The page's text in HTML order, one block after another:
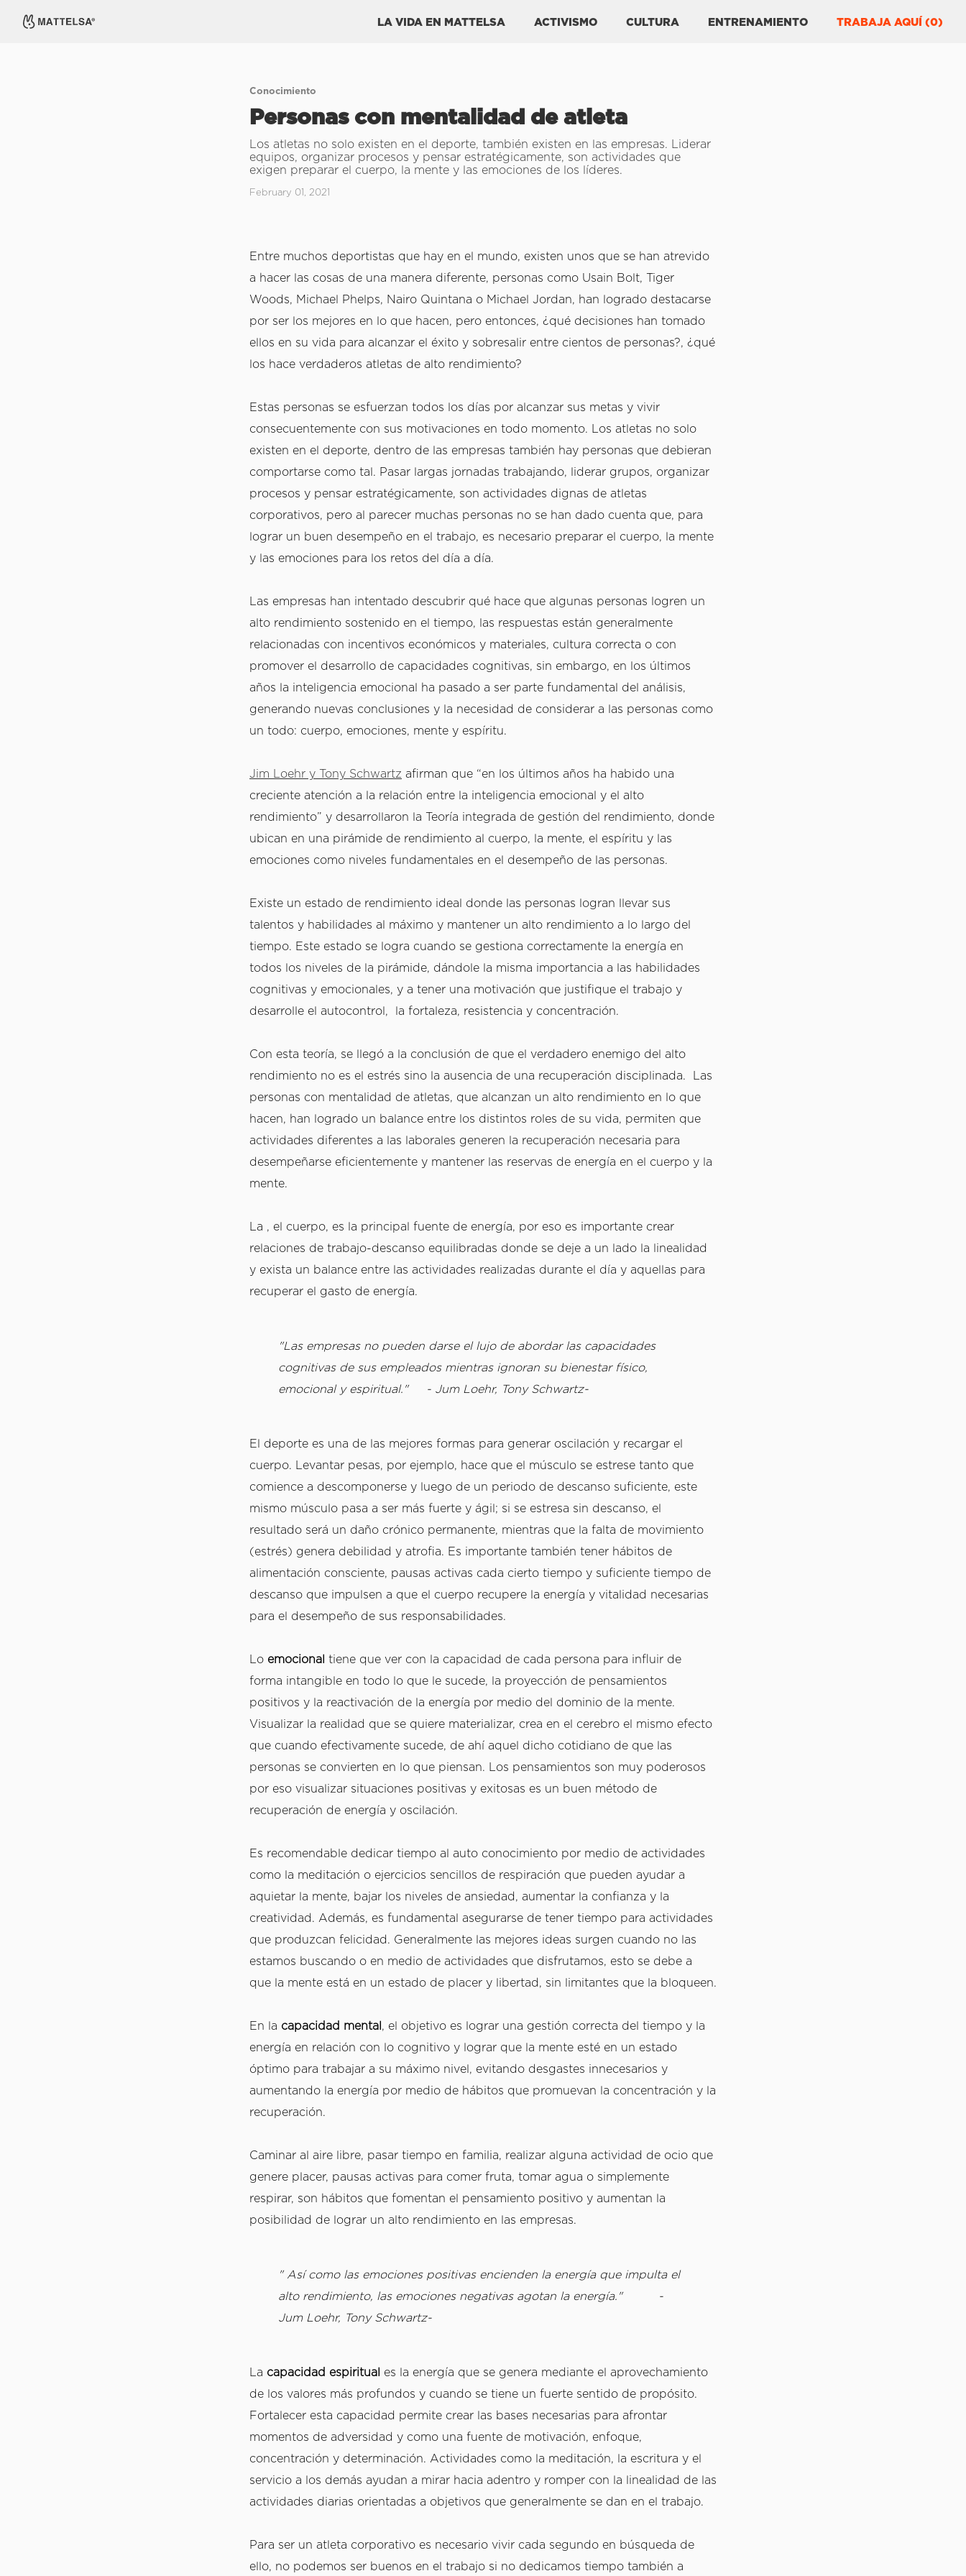
LA VIDA EN MATTELSA ACTIVISMO CULTURA ENTRENAMIENTO TRABAJA AQUÍ (0)
Conocimiento
Personas con mentalidad de atleta
Los atletas no solo existen en el deporte, también existen en las empresas. Liderar
equipos, organizar procesos y pensar estratégicamente, son actividades que
exigen preparar el cuerpo, la mente y las emociones de los líderes.
February 01, 2021
Entre muchos deportistas que hay en el mundo, existen unos que se han atrevido
a hacer las cosas de una manera diferente, personas como Usain Bolt, Tiger
Woods, Michael Phelps, Nairo Quintana o Michael Jordan, han logrado destacarse
por ser los mejores en lo que hacen, pero entonces, ¿qué decisiones han tomado
ellos en su vida para alcanzar el éxito y sobresalir entre cientos de personas?, ¿qué
los hace verdaderos atletas de alto rendimiento?
Estas personas se esfuerzan todos los días por alcanzar sus metas y vivir
consecuentemente con sus motivaciones en todo momento. Los atletas no solo
existen en el deporte, dentro de las empresas también hay personas que debieran
comportarse como tal. Pasar largas jornadas trabajando, liderar grupos, organizar
procesos y pensar estratégicamente, son actividades dignas de atletas
corporativos, pero al parecer muchas personas no se han dado cuenta que, para
lograr un buen desempeño en el trabajo, es necesario preparar el cuerpo, la mente
y las emociones para los retos del día a día.
Las empresas han intentado descubrir qué hace que algunas personas logren un
alto rendimiento sostenido en el tiempo, las respuestas están generalmente
relacionadas con incentivos económicos y materiales, cultura correcta o con
promover el desarrollo de capacidades cognitivas, sin embargo, en los últimos
años la inteligencia emocional ha pasado a ser parte fundamental del análisis,
generando nuevas conclusiones y la necesidad de considerar a las personas como
un todo: cuerpo, emociones, mente y espíritu.
Jim Loehr y Tony Schwartz afirman que “en los últimos años ha habido una
creciente atención a la relación entre la inteligencia emocional y el alto
rendimiento” y desarrollaron la Teoría integrada de gestión del rendimiento, donde
ubican en una pirámide de rendimiento al cuerpo, la mente, el espíritu y las
emociones como niveles fundamentales en el desempeño de las personas.
Existe un estado de rendimiento ideal donde las personas logran llevar sus
talentos y habilidades al máximo y mantener un alto rendimiento a lo largo del
tiempo. Este estado se logra cuando se gestiona correctamente la energía en
todos los niveles de la pirámide, dándole la misma importancia a las habilidades
cognitivas y emocionales, y a tener una motivación que justifique el trabajo y
desarrolle el autocontrol,  la fortaleza, resistencia y concentración.
Con esta teoría, se llegó a la conclusión de que el verdadero enemigo del alto
rendimiento no es el estrés sino la ausencia de una recuperación disciplinada.  Las
personas con mentalidad de atletas, que alcanzan un alto rendimiento en lo que
hacen, han logrado un balance entre los distintos roles de su vida, permiten que
actividades diferentes a las laborales generen la recuperación necesaria para
desempeñarse eficientemente y mantener las reservas de energía en el cuerpo y la
mente.
La , el cuerpo, es la principal fuente de energía, por eso es importante crear
relaciones de trabajo-descanso equilibradas donde se deje a un lado la linealidad
y exista un balance entre las actividades realizadas durante el día y aquellas para
recuperar el gasto de energía.
"Las empresas no pueden darse el lujo de abordar las capacidades
cognitivas de sus empleados mientras ignoran su bienestar físico,
emocional y espiritual."     - Jum Loehr, Tony Schwartz-
El deporte es una de las mejores formas para generar oscilación y recargar el
cuerpo. Levantar pesas, por ejemplo, hace que el músculo se estrese tanto que
comience a descomponerse y luego de un periodo de descanso suficiente, este
mismo músculo pasa a ser más fuerte y ágil; si se estresa sin descanso, el
resultado será un daño crónico permanente, mientras que la falta de movimiento
(estrés) genera debilidad y atrofia. Es importante también tener hábitos de
alimentación consciente, pausas activas cada cierto tiempo y suficiente tiempo de
descanso que impulsen a que el cuerpo recupere la energía y vitalidad necesarias
para el desempeño de sus responsabilidades.
Lo emocional tiene que ver con la capacidad de cada persona para influir de
forma intangible en todo lo que le sucede, la proyección de pensamientos
positivos y la reactivación de la energía por medio del dominio de la mente.
Visualizar la realidad que se quiere materializar, crea en el cerebro el mismo efecto
que cuando efectivamente sucede, de ahí aquel dicho cotidiano de que las
personas se convierten en lo que piensan. Los pensamientos son muy poderosos
por eso visualizar situaciones positivas y exitosas es un buen método de
recuperación de energía y oscilación.
Es recomendable dedicar tiempo al auto conocimiento por medio de actividades
como la meditación o ejercicios sencillos de respiración que pueden ayudar a
aquietar la mente, bajar los niveles de ansiedad, aumentar la confianza y la
creatividad. Además, es fundamental asegurarse de tener tiempo para actividades
que produzcan felicidad. Generalmente las mejores ideas surgen cuando no las
estamos buscando o en medio de actividades que disfrutamos, esto se debe a
En la capacidad mental , el objetivo es lograr una gestión correcta del tiempo y la
energía en relación con lo cognitivo y lograr que la mente esté en un estado
óptimo para trabajar a su máximo nivel, evitando desgastes innecesarios y
aumentando la energía por medio de hábitos que promuevan la concentración y la
recuperación.
Caminar al aire libre, pasar tiempo en familia, realizar alguna actividad de ocio que
genere placer, pausas activas para comer fruta, tomar agua o simplemente
respirar, son hábitos que fomentan el pensamiento positivo y aumentan la
posibilidad de lograr un alto rendimiento en las empresas.
" Así como las emociones positivas encienden la energía que impulta el
alto rendimiento, las emociones negativas agotan la energía."          -
Jum Loehr, Tony Schwartz-
La capacidad espiritual
es la energía que se genera mediante el aprovechamiento
de los valores más profundos y cuando se tiene un fuerte sentido de propósito.
Fortalecer esta capacidad permite crear las bases necesarias para afrontar
momentos de adversidad y como una fuente de motivación, enfoque,
concentración y determinación. Actividades como la meditación, la escritura y el
servicio a los demás ayudan a mirar hacia adentro y romper con la linealidad de las
actividades diarias orientadas a objetivos que generalmente se dan en el trabajo.
Para ser un atleta corporativo es necesario vivir cada segundo en búsqueda de
ello, no podemos ser buenos en el trabajo si no dedicamos tiempo también a